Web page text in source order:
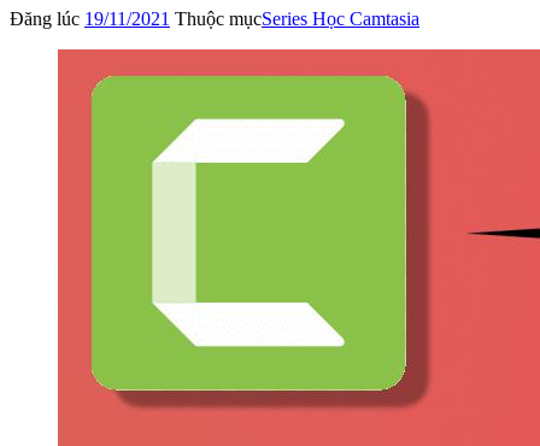
Đăng lúc 19/11/2021 Thuộc mụcSeries Học Camtasia